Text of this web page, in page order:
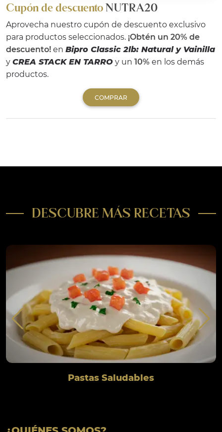
Cupón de descuentoNUTRA20
Aprovecha nuestro cupón de descuento exclusivo
para productos seleccionados. ¡Obtén un 20% de
descuento! en Bipro Classic 2lb: Natural y Vainilla
y CREA STACK EN TARRO y un 10% en los demás
productos.
COMPRAR
DESCUBRE MÁS RECETAS
Pastas Saludables